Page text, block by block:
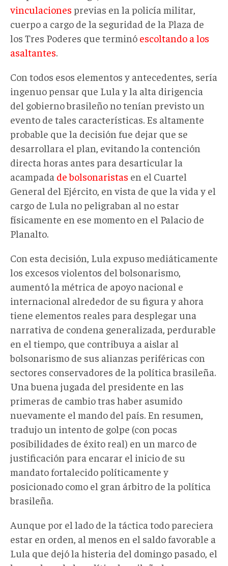
vinculaciones previas en la policía militar,
cuerpo a cargo de la seguridad de la Plaza de
los Tres Poderes que terminó escoltando a los
asaltantes.
Con todos esos elementos y antecedentes, sería
ingenuo pensar que Lula y la alta dirigencia
del gobierno brasileño no tenían previsto un
evento de tales características. Es altamente
probable que la decisión fue dejar que se
desarrollara el plan, evitando la contención
directa horas antes para desarticular la
acampada de bolsonaristas en el Cuartel
General del Ejército, en vista de que la vida y el
cargo de Lula no peligraban al no estar
físicamente en ese momento en el Palacio de
Planalto.
Con esta decisión, Lula expuso mediáticamente
los excesos violentos del bolsonarismo,
aumentó la métrica de apoyo nacional e
internacional alrededor de su figura y ahora
tiene elementos reales para desplegar una
narrativa de condena generalizada, perdurable
en el tiempo, que contribuya a aislar al
bolsonarismo de sus alianzas periféricas con
sectores conservadores de la política brasileña.
Una buena jugada del presidente en las
primeras de cambio tras haber asumido
nuevamente el mando del país. En resumen,
tradujo un intento de golpe (con pocas
posibilidades de éxito real) en un marco de
justificación para encarar el inicio de su
mandato fortalecido políticamente y
posicionado como el gran árbitro de la política
brasileña.
Aunque por el lado de la táctica todo pareciera
estar en orden, al menos en el saldo favorable a
Lula que dejó la histeria del domingo pasado, el